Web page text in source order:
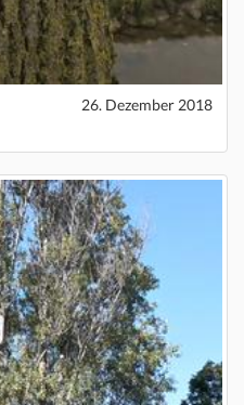
26. Dezember 2018